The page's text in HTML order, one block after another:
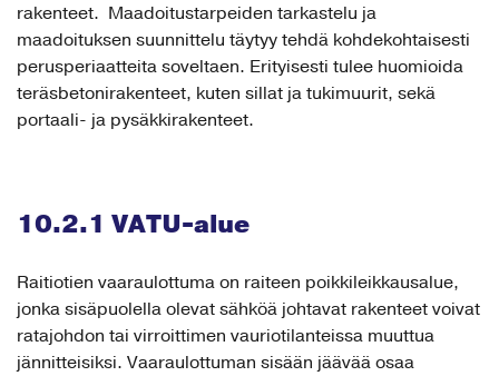
rakenteet. Maadoitustarpeiden tarkastelu ja
maadoituksen suunnittelu täytyy tehdä kohdekohtaisesti
perusperiaatteita soveltaen. Erityisesti tulee huomioida
teräsbetonirakenteet, kuten sillat ja tukimuurit, sekä
portaali- ja pysäkkirakenteet.
10.2.1 VATU-alue
Raitiotien vaaraulottuma on raiteen poikkileikkausalue,
jonka sisäpuolella olevat sähköä johtavat rakenteet voivat
ratajohdon tai virroittimen vauriotilanteissa muuttua
jännitteisiksi. Vaaraulottuman sisään jäävää osaa